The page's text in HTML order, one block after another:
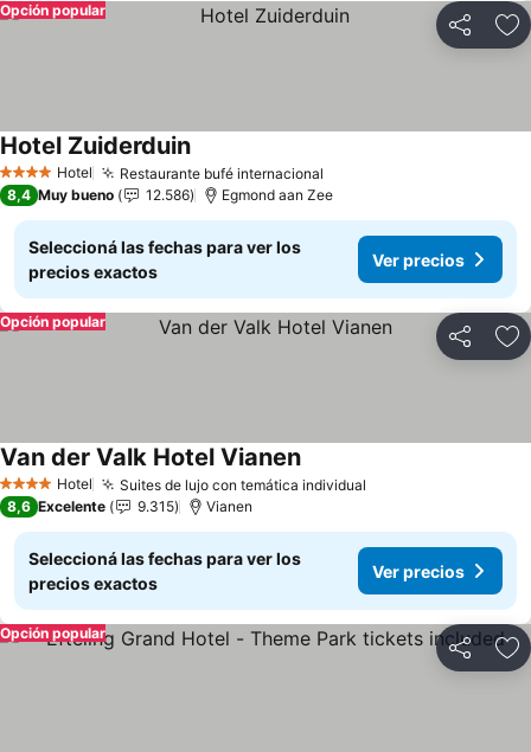
Compartir
Opción popular
4 EstrellasHotel Restaurante bufé internacional
Hotel Zuiderduin
8,4 Muy bueno 12.586 Egmond aan Zee
Seleccioná las fechas para ver los
precios exactos
Ver precios
Compartir
Opción popular
4 EstrellasHotel Suites de lujo con temática individual
Van der Valk Hotel Vianen
8,6 Excelente 9.315 Vianen
Seleccioná las fechas para ver los
precios exactos
Ver precios
Compartir
Opción popular